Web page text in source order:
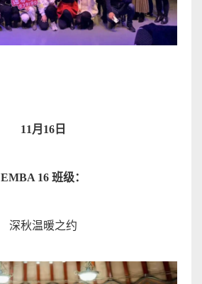
11 月 16 日
EMBA 16 班级：
深秋温暖之约